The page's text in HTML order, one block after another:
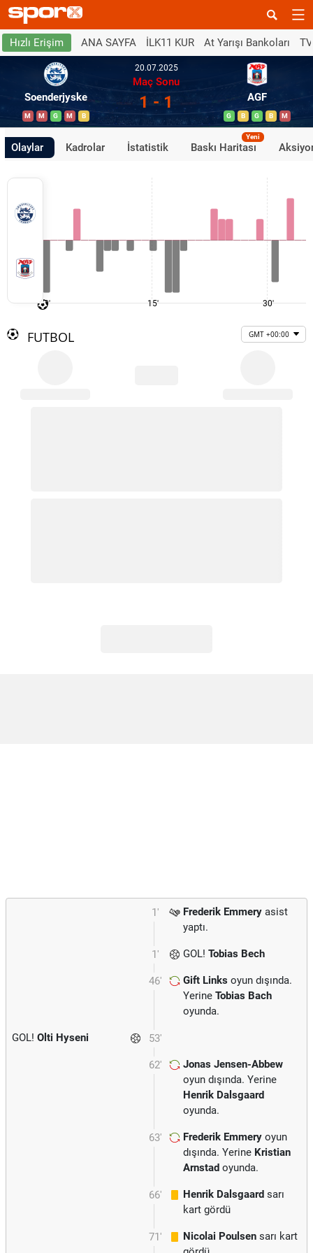
Hızlı Erişim ANA SAYFA İLK11 KUR At Yarışı Bankoları
Soenderjyske
M M G M B
20.07.2025
Maç Sonu
1 - 1 AGF
G B G B M
Olaylar Kadrolar İstatistik Baskı Haritası
Yeni
0' 15' 30'
FUTBOL GMT +00:00
1' Frederik Emmery asist
yaptı.
1' GOL! Tobias Bech
46' Gift Links oyun dışında.
Yerine Tobias Bach
oyunda.
53'
GOL! Olti Hyseni
62'
Jonas Jensen-Abbew
oyun dışında. Yerine
Henrik Dalsgaard
oyunda.
63' Frederik Emmery oyun
dışında. Yerine Kristian
Arnstad oyunda.
66' Henrik Dalsgaard sarı
kart gördü
71' Nicolai Poulsen sarı kart